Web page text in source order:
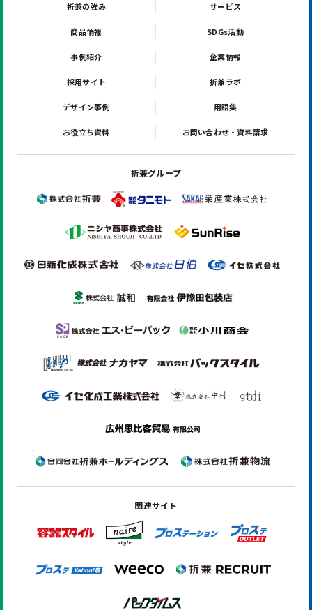
折兼の強み サービス
商品情報 SDGs活動
事例紹介 企業情報
採用サイト 折兼ラボ
デザイン事例 用語集
お役立ち資料 お問い合わせ・資料請求
折兼グループ
関連サイト